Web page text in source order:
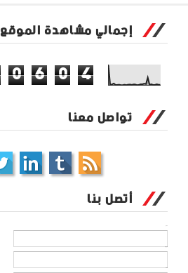
إجمالي مشاهدة الموقع
0 6 0 4
تواصل معنا
أتصل بنا